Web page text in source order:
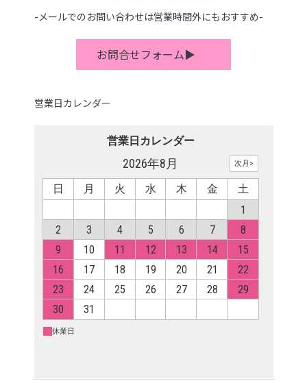
-メールでのお問い合わせは営業時間外にもおすすめ-
お問合せフォーム▶
営業日カレンダー